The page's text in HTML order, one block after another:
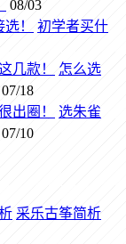
08/03
初学者买什
怎么选
07/18
选朱雀
07/10
采乐古筝简析